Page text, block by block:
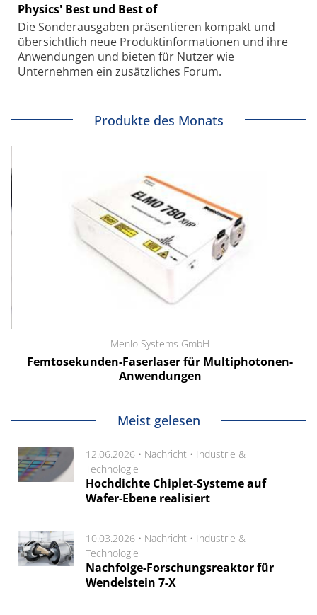
Physics' Best und Best of
Die Sonder­ausgaben präsentieren kompakt und
übersichtlich neue Produkt­informationen und ihre
Anwendungen und bieten für Nutzer wie
Unternehmen ein zusätzliches Forum.
Produkte des Monats
Menlo Systems GmbH
Femtosekunden-Faserlaser für Multiphotonen-
Anwendungen
Meist gelesen
12.06.2026 • Nachricht • Industrie &
Technologie
Hochdichte Chiplet-Systeme auf
Wafer-Ebene realisiert
10.03.2026 • Nachricht • Industrie &
Technologie
Nachfolge-Forschungsreaktor für
Wendelstein 7-X